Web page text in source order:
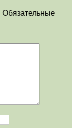
Обязательные